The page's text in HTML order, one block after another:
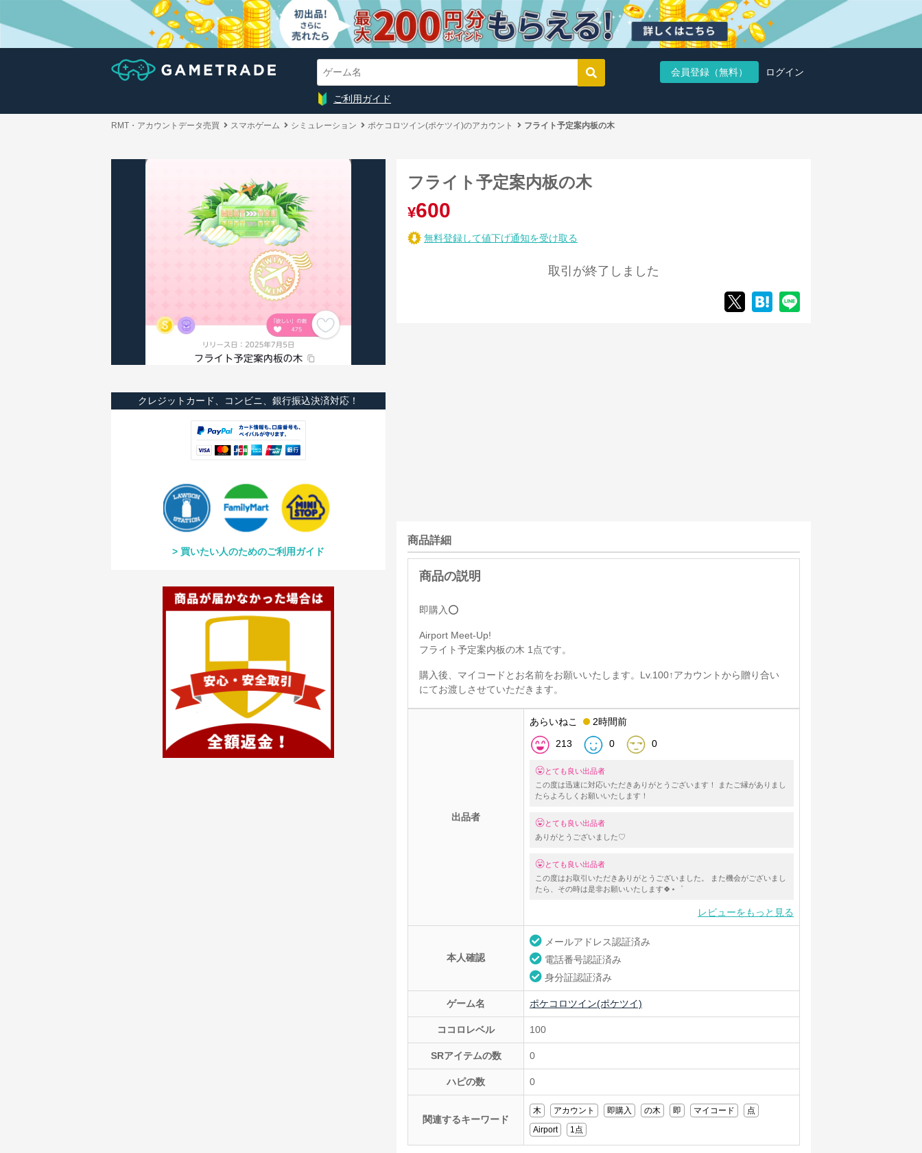
会員登録（無料） ログイン
ご利用ガイド
RMT・アカウントデータ売買 スマホゲーム シミュレーション ポケコロツイン(ポケツイ)のアカウント フライト予定案内板の木
クレジットカード、コンビニ、銀行振込決済対応！
買いたい人のためのご利用ガイド
フライト予定案内板の木
¥600
無料登録して値下げ通知を受け取る
取引が終了しました
商品詳細
即購入️⭕️
Airport Meet-Up!
フライト予定案内板の木 1点です。
購入後、マイコードとお名前をお願いいたします。Lv.100↑アカウントから贈り合い
にてお渡しさせていただきます。
出品者
あらいねこ 2時間前
213 0 0
とても良い出品者
この度は迅速に対応いただきありがとうございます！ またご縁がありまし
たらよろしくお願いいたします！
とても良い出品者
ありがとうございました♡
とても良い出品者
この度はお取引いただきありがとうございました。 また機会がございまし
たら、その時は是非お願いいたします🍀⋆゜
レビューをもっと見る
本人確認
メールアドレス認証済み
電話番号認証済み
身分証認証済み
ゲーム名 ポケコロツイン(ポケツイ)
ココロレベル 100
SRアイテムの数 0
ハピの数 0
関連するキーワード
木 アカウント 即購入 の木 即 マイコード
点
Airport
1点